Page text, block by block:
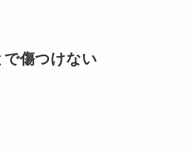
で傷つけない